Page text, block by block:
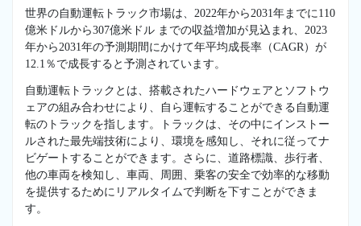
世界の自動運転トラック市場は、2022年から2031年までに110
億米ドルから307億米ドル までの収益増加が見込まれ、2023
年から2031年の予測期間にかけて年平均成長率（CAGR）が
12.1％で成長すると予測されています。
自動運転トラックとは、搭載されたハードウェアとソフトウ
ェアの組み合わせにより、自ら運転することができる自動運
転のトラックを指します。トラックは、その中にインストー
ルされた最先端技術により、環境を感知し、それに従ってナ
ビゲートすることができます。さらに、道路標識、歩行者、
他の車両を検知し、車両、周囲、乗客の安全で効率的な移動
を提供するためにリアルタイムで判断を下すことができま
す。